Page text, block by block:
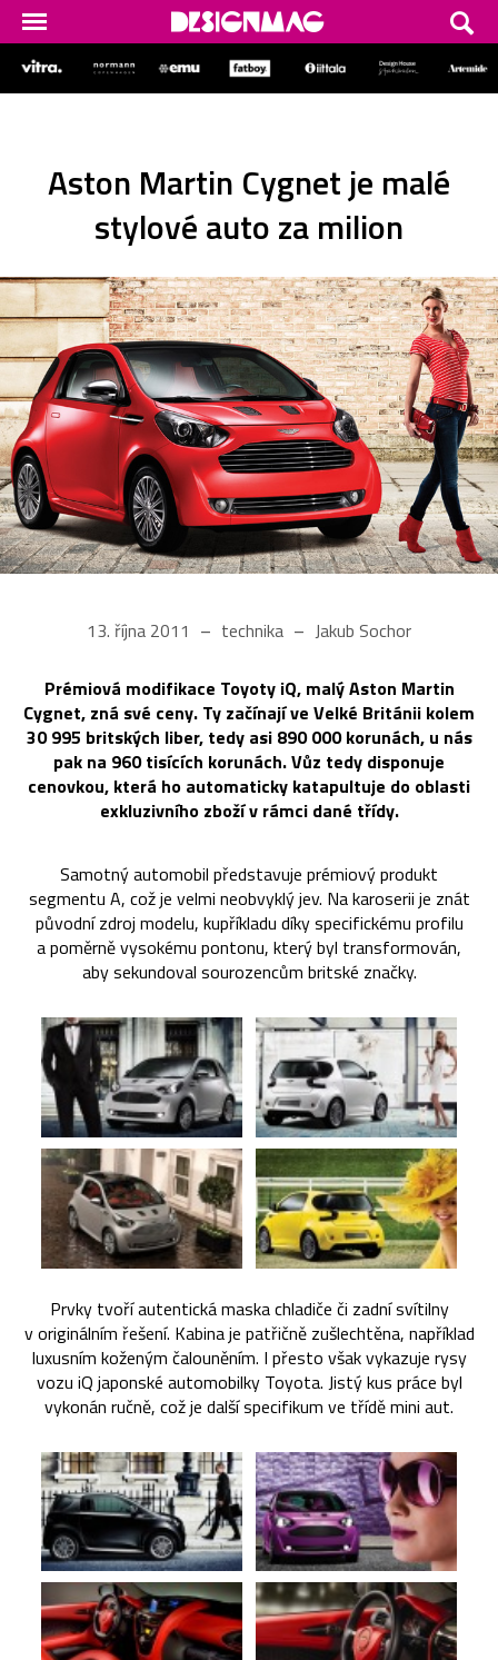
Aston Martin Cygnet je malé
stylové auto za milion
13. října 2011 technika Jakub Sochor
Prémiová modifikace Toyoty iQ, malý Aston Martin
Cygnet, zná své ceny. Ty začínají ve Velké Británii kolem
30 995 britských liber, tedy asi 890 000 korunách, u nás
pak na 960 tisících korunách. Vůz tedy disponuje
cenovkou, která ho automaticky katapultuje do oblasti
exkluzivního zboží v rámci dané třídy.
Samotný automobil představuje prémiový produkt
segmentu A, což je velmi neobvyklý jev. Na karoserii je znát
původní zdroj modelu, kupříkladu díky specifickému profilu
a poměrně vysokému pontonu, který byl transformován,
aby sekundoval sourozencům britské značky.
Prvky tvoří autentická maska chladiče či zadní svítilny
v originálním řešení. Kabina je patřičně zušlechtěna, například
luxusním koženým čalouněním. I přesto však vykazuje rysy
vozu iQ japonské automobilky Toyota. Jistý kus práce byl
vykonán ručně, což je další specifikum ve třídě mini aut.